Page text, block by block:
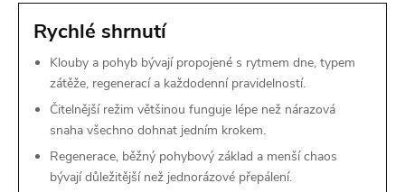
Rychlé shrnutí
Klouby a pohyb bývají propojené s rytmem dne, typem
zátěže, regenerací a každodenní pravidelností.
Čitelnější režim většinou funguje lépe než nárazová
snaha všechno dohnat jedním krokem.
Regenerace, běžný pohybový základ a menší chaos
bývají důležitější než jednorázové přepálení.